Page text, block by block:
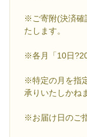
※ご寄附(決済確
たします。
※各月「10日
※特定の月を指
承りいたしかね
※お届け日のご